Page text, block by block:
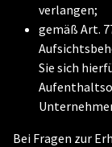
verlangen;
gemäß Art.
Sie sich
Bei Fragen zur